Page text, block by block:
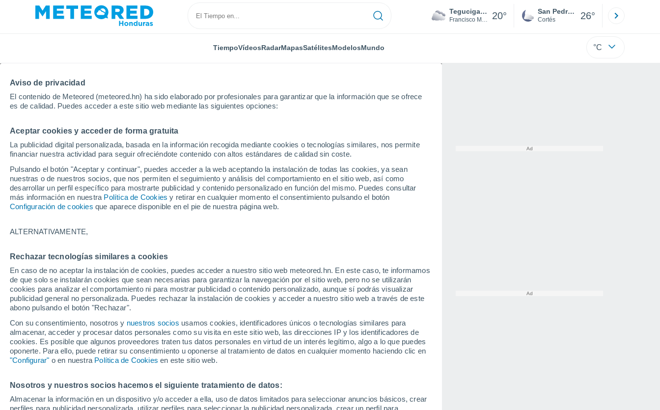
Aviso de privacidad
El contenido de Meteored (meteored.hn) ha sido elaborado por profesionales para garantizar que la información que se ofrece
es de calidad. Puedes acceder a este sitio web mediante las siguientes opciones:
Aceptar cookies y acceder de forma gratuita
La publicidad digital personalizada, basada en la información recogida mediante cookies o tecnologías similares, nos permite
financiar nuestra actividad para seguir ofreciéndote contenido con altos estándares de calidad sin coste.
Pulsando el botón "Aceptar y continuar", puedes acceder a la web aceptando la instalación de todas las cookies, ya sean
nuestras o de nuestros socios, que nos permiten el seguimiento y análisis del comportamiento en el sitio web, así como
desarrollar un perfil específico para mostrarte publicidad y contenido personalizado en función del mismo. Puedes consultar
más información en nuestra Política de Cookies y retirar en cualquier momento el consentimiento pulsando el botón
Configuración de cookies que aparece disponible en el pie de nuestra página web.
ALTERNATIVAMENTE,
Rechazar tecnologías similares a cookies
En caso de no aceptar la instalación de cookies, puedes acceder a nuestro sitio web meteored.hn. En este caso, te informamos
de que solo se instalarán cookies que sean necesarias para garantizar la navegación por el sitio web, pero no se utilizarán
cookies para analizar el comportamiento ni para mostrar publicidad o contenido personalizado, aunque sí podrás visualizar
publicidad general no personalizada. Puedes rechazar la instalación de cookies y acceder a nuestro sitio web a través de este
abono pulsando el botón "Rechazar".
Con su consentimiento, nosotros y nuestros socios usamos cookies, identificadores únicos o tecnologías similares para
almacenar, acceder y procesar datos personales como su visita en este sitio web, las direcciones IP y los identificadores de
cookies. Es posible que algunos proveedores traten tus datos personales en virtud de un interés legítimo, algo a lo que puedes
oponerte. Para ello, puede retirar su consentimiento u oponerse al tratamiento de datos en cualquier momento haciendo clic en
"Configurar" o en nuestra Política de Cookies en este sitio web.
Nosotros y nuestros socios hacemos el siguiente tratamiento de datos:
Almacenar la información en un dispositivo y/o acceder a ella, uso de datos limitados para seleccionar anuncios básicos, crear
perfiles para publicidad personalizada, utilizar perfiles para seleccionar la publicidad personalizada, crear un perfil para
Tegucigalpa
Francisco Morazán 20° San Pedro Sula
Cortés 26°
TiempoVídeosRadarMapasSatélitesModelosMundo °C
Inicio Rusia Tataristán
Tiempo en Tataristán
Hoy, 8 agosto Todo el día Símbolo
29°
21°
Tartaristán
20°
Chistopol
Leninogorsk
20°
20°
Zelenodolsk
20°
28°
19°
Apastovo
Arsk
30°
20°
Muslyumovo
20°
Naberezhnye
Staroye
18°
Bogatye
Saby
22°
Shuran